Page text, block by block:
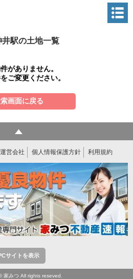
井駅の土地一覧
がありません。
ご変更ください。
画面に戻る
運営会社 個人情報保護方針 利用規約
サイトを表示
家みつ All rights reseved.